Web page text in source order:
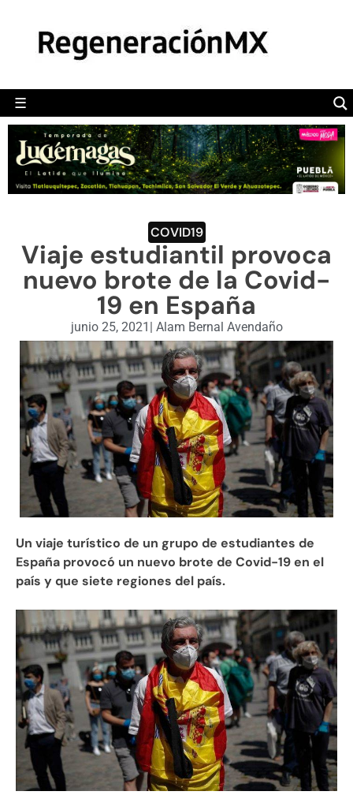
☰
POLÍTICA
CAMALEÓN
OPINIÓN
DEPORTES
ENGLISH SECTION
VIDEOS
COVID19
Viaje estudiantil provoca
nuevo brote de la Covid-
19 en España
junio 25, 2021 | Alam Bernal Avendaño
Un viaje turístico de un grupo de estudiantes de
España provocó un nuevo brote de Covid-19 en el
país y que siete regiones del país.